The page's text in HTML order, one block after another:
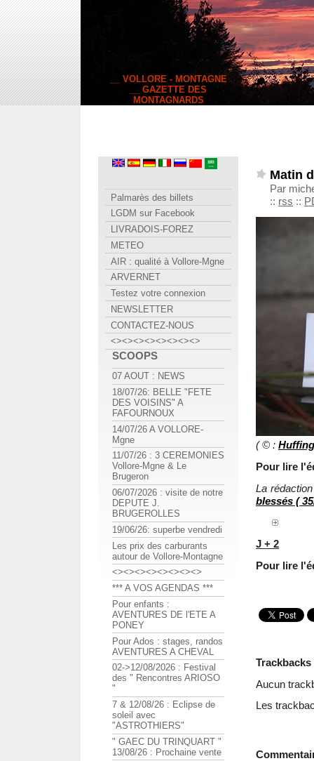
__ VOLLORE - MONTAGNE
__ GAZETTE DES
MONTAGNARDS
Matin
Par
:: rss ::
( © :
Pour lire
La
blessés (
J + 2
Pour lire
Trackbacks
Aucun
Les
Palmarès des billets
LGDM sur Facebook
LIVRADOIS-FOREZ
METEO
AIR : qualité à Vollore-Mgne
ARVERNET
Testez votre connexion
NEWSLETTER
CONTACTEZ-NOUS
<><><><><><><><>
SCOOPS
07 AOUT : NEWS
18/07/26: BELLE "FETE
DES VOISINS" A
FAFOURNOUX
14/07/26 A VOLLORE-
Mgne
11/07/26 : 3 CEREMONIES
Vollore-Mgne & Le
Brugeron
06/07/2026 : visite de notre
DEPUTE J.
BRUGEROLLES
19/06/26: superbe vendredi
Les prix des carburants
autour de Vollore-Montagne
<><><><><><><><>
*** A VOS AGENDAS ***
Pour enfants :
AVENTURES DE l'ETE A
PONEY
Pour Ados : stages, randos
AVENTURES A CHEVAL
02->12/08/2026 : Festival
des " Rencontres ARIOSO
"
7 & 12/08/26 : Eclipse de
soleil avec
"ASTROTHIERS"
" GAEC DU TRINQUART "
13/08/26 : Prochaine vente